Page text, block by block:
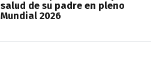
salud de su padre en pleno
Mundial 2026